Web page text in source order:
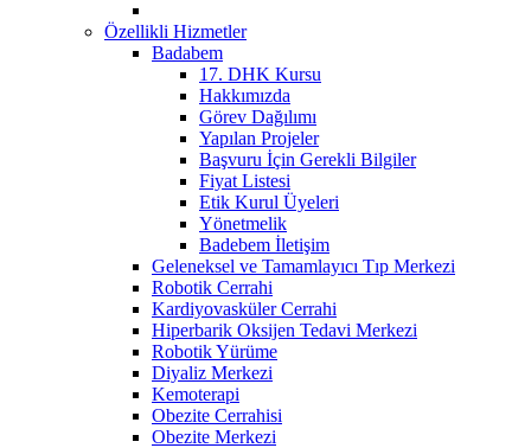
Özellikli Hizmetler
Badabem
17. DHK Kursu
Hakkımızda
Görev Dağılımı
Yapılan Projeler
Başvuru İçin Gerekli Bilgiler
Fiyat Listesi
Etik Kurul Üyeleri
Yönetmelik
Badebem İletişim
Geleneksel ve Tamamlayıcı Tıp Merkezi
Robotik Cerrahi
Kardiyovasküler Cerrahi
Hiperbarik Oksijen Tedavi Merkezi
Robotik Yürüme
Diyaliz Merkezi
Kemoterapi
Obezite Cerrahisi
Obezite Merkezi